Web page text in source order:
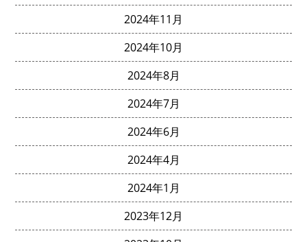
2024年11月
2024年10月
2024年8月
2024年7月
2024年6月
2024年4月
2024年1月
2023年12月